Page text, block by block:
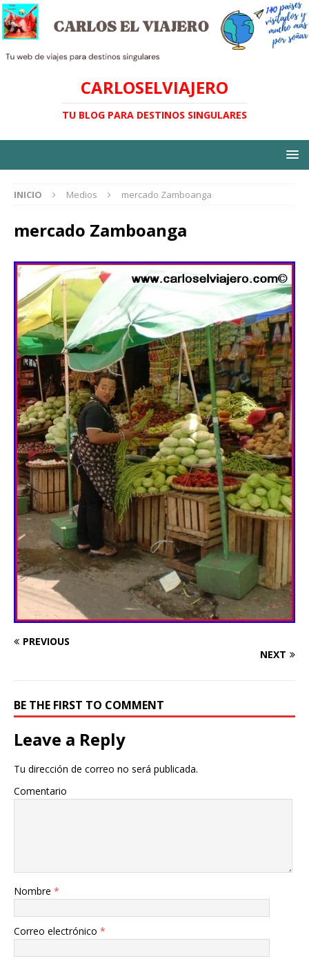
CARLOSELVIAJERO
TU BLOG PARA DESTINOS SINGULARES
INICIO Medios mercado Zamboanga
mercado Zamboanga
PREVIOUS
NEXT
BE THE FIRST TO COMMENT
Leave a Reply
Tu dirección de correo no será publicada.
Comentario
Nombre *
Correo electrónico *